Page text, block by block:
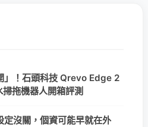
」！石頭科技 Qrevo Edge 2
拖機器人開箱評測
定沒關，個資可能早就在外